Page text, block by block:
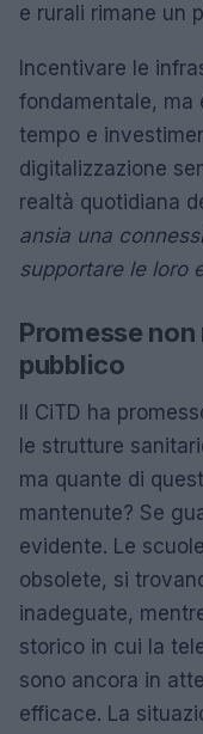
e rurali rimane un
Incentivare le
fondamentale, ma
tempo e
digitalizzazione
realtà quotidiana
ansia una
supportare le loro
Promesse
pubblico
Il CiTD ha
le strutture
ma quante di
mantenute? Se
evidente. Le
obsolete, si
inadeguate,
storico in cui la
sono ancora in
efficace. La